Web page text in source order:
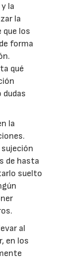
la
la
que los
forma
qué
dudas
la
de hasta
suelto
al
en los